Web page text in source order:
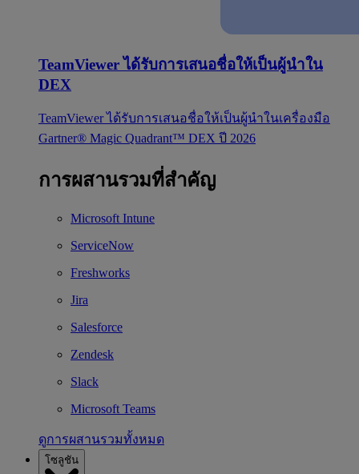
TeamViewer ได้รับการเสนอชื่อให้เป็นผู้นำใน
DEX
TeamViewer ได้รับการเสนอชื่อให้เป็นผู้นำในเครื่องมือ
Gartner® Magic Quadrant™ DEX ปี 2026
การผสานรวมที่สำคัญ
Microsoft Intune
ServiceNow
Freshworks
Jira
Salesforce
Zendesk
Slack
Microsoft Teams
ดูการผสานรวมทั้งหมด
โซลูชัน